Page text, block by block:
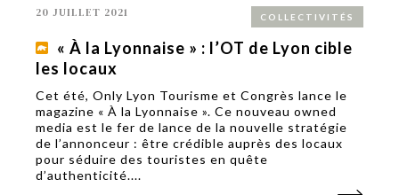
COLLECTIVITÉS
20 JUILLET 2021
« À la Lyonnaise » : l’OT de Lyon cible
les locaux
Cet été, Only Lyon Tourisme et Congrès lance le
magazine « À la Lyonnaise ». Ce nouveau owned
media est le fer de lance de la nouvelle stratégie
de l’annonceur : être crédible auprès des locaux
pour séduire des touristes en quête
d’authenticité....